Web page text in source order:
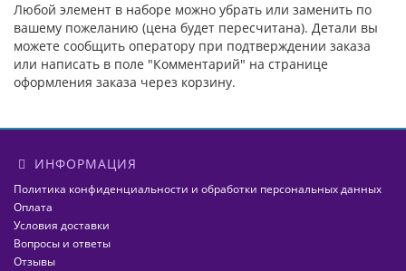
Любой элемент в наборе можно убрать или заменить по
вашему пожеланию (цена будет пересчитана). Детали вы
можете сообщить оператору при подтверждении заказа
или написать в поле "Комментарий" на странице
оформления заказа через корзину.
ИНФОРМАЦИЯ
Политика конфиденциальности и обработки персональных данных
Оплата
Условия доставки
Вопросы и ответы
Отзывы